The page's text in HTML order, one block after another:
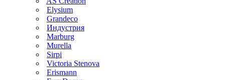
Elysium
Grandeco
Индустрия
Marburg
Murella
Sirpi
Victoria Stenova
Erismann